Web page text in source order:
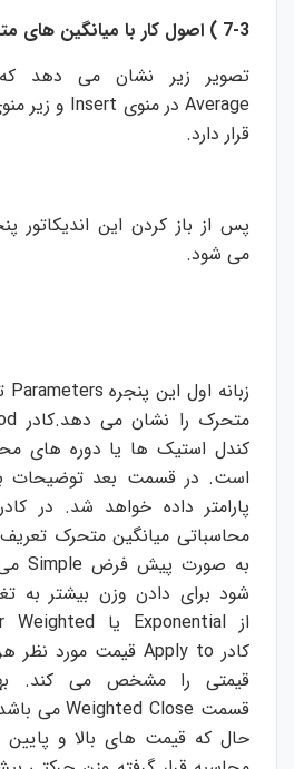
7-3 )
اصول کار با میانگین های
تصویر زیر نشان می دهد که
Averageدر منوی Insert و زیر
قرار دارد.
پس از باز کردن این اندیکاتور
می شود.
زبانه اول این پنجره Parameters
متحرک را نشان می دهد.کادر
کندل استیک ها یا دوره های
است. در قسمت بعد توضیحات
پارامتر داده خواهد شد. در
محاسباتی میانگین متحرک
به صورت پیش فرض Simple
شود برای دادن وزن بیشتر به
از Exponential یا Weighted
کادر Apply to قیمت مورد نظر
قیمتی را مشخص می کند.
قسمت Weighted Closeمی
حال که قیمت های بالا و